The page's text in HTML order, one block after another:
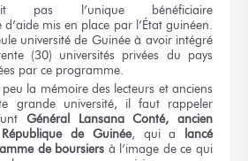
pas l’unique bénéficiaire
d’aide misen place par l’Étatguinéen.
universitéde Guinée à avoirintégré
(30) universités privées du pays
par ce programme.
la mémoire des lecteurs et anciens
grandeuniversité, il fautrappeler
Général Lansana Conté, ancien
de Guinée, quia lancé
de boursiers à l’image de ce qui